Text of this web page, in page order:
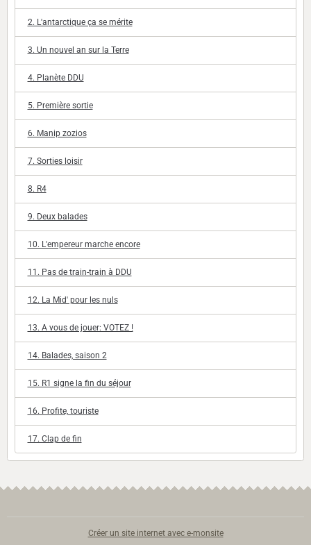
2. L'antarctique ça se mérite
3. Un nouvel an sur la Terre
4. Planète DDU
5. Première sortie
6. Manip zozios
7. Sorties loisir
8. R4
9. Deux balades
10. L'empereur marche encore
11. Pas de train-train à DDU
12. La Mid' pour les nuls
13. A vous de jouer: VOTEZ !
14. Balades, saison 2
15. R1 signe la fin du séjour
16. Profite, touriste
17. Clap de fin
Créer un site internet avec e-monsite